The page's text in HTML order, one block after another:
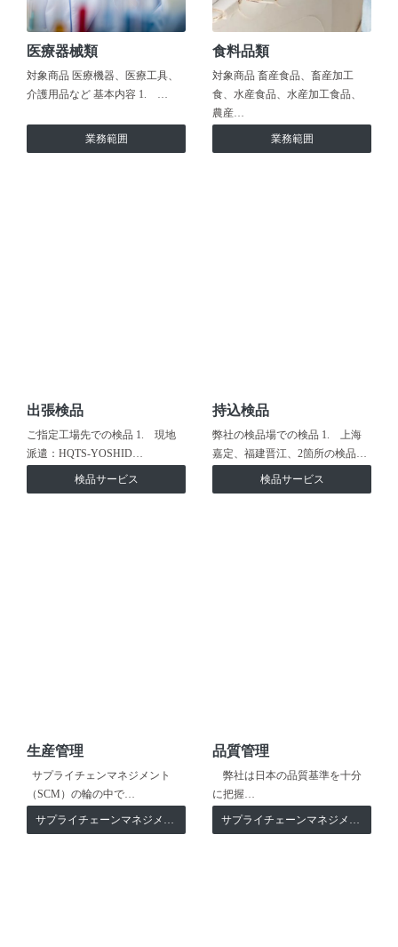
医療器械類
対象商品 医療機器、医療工具、
介護用品など 基本内容 1. …
業務範囲
食料品類
対象商品 畜産食品、畜産加工
食、水産食品、水産加工食品、
農産…
業務範囲
出張検品
ご指定工場先での検品 1. 現地
派遣：HQTS-YOSHID…
検品サービス
持込検品
弊社の検品場での検品 1. 上海
嘉定、福建晋江、2箇所の検品…
検品サービス
生産管理
サプライチェンマネジメント
（SCM）の輪の中で…
サプライチェーンマネジメント
品質管理
弊社は日本の品質基準を十分
に把握…
サプライチェーンマネジメント